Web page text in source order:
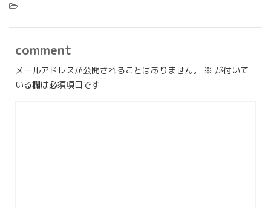
-
comment
メールアドレスが公開されることはありません。 ※ が付いて
いる欄は必須項目です